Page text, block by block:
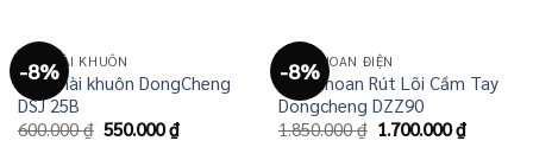
-8%
MÁY MÀI KHUÔN
Máy mài khuôn DongCheng
DSJ 25B
600.000₫ Giá
550.000₫Giá
-8%
MÁY KHOAN ĐIỆN
Máy Khoan Rút Lõi Cầm Tay
Dongcheng DZZ90
1.850.000₫ Giá
1.700.000₫Giá